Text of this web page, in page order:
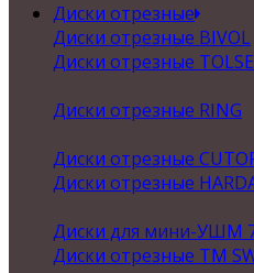
Диски отрезные
Диски отрезные BIVOL
Диски отрезные
Диски отрезные RING
Диски отрезные
Диски отрезные
Диски для мини-УШМ
Диски отрезные ТМ